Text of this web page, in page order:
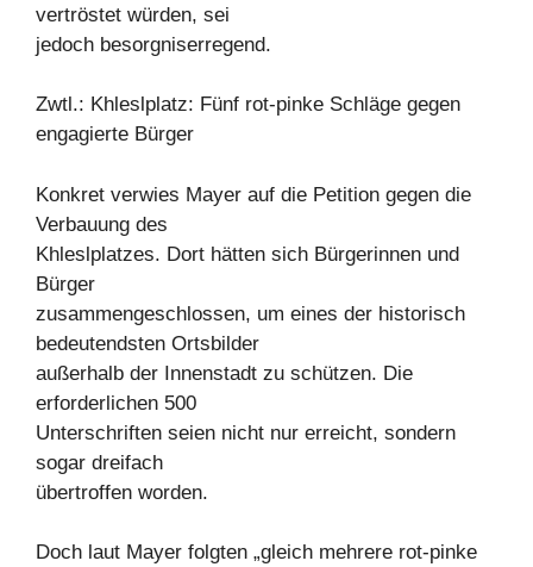
vertröstet würden, sei
jedoch besorgniserregend.
Zwtl.: Khleslplatz: Fünf rot-pinke Schläge gegen
engagierte Bürger
Konkret verwies Mayer auf die Petition gegen die
Verbauung des
Khleslplatzes. Dort hätten sich Bürgerinnen und
Bürger
zusammengeschlossen, um eines der historisch
bedeutendsten Ortsbilder
außerhalb der Innenstadt zu schützen. Die
erforderlichen 500
Unterschriften seien nicht nur erreicht, sondern
sogar dreifach
übertroffen worden.
Doch laut Mayer folgten „gleich mehrere rot-pinke